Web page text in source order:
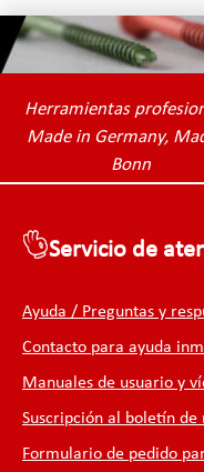
Herramientas
Made in Germany,
Bonn
Servicio de
Ayuda / Preguntas y
Contacto para ayuda
Manuales de usuario y
Suscripción al boletín de
Formulario de pedido